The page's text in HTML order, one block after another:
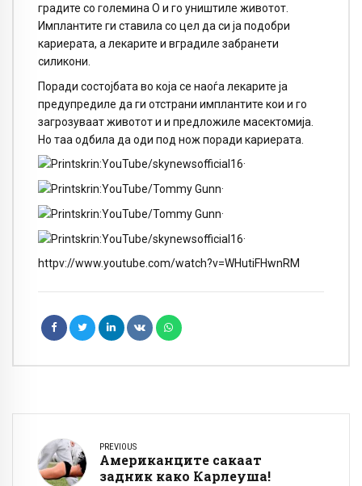
градите со големина О и го уништиле животот.
Имплантите ги ставила со цел да си ја подобри
кариерата, а лекарите и вградиле забранети
силикони.
Поради состојбата во која се наоѓа лекарите ја
предупредиле да ги отстрани имплантите кои и го
загрозуваат животот и и предложиле масектомија.
Но таа одбила да оди под нож поради кариерата.
httpv://www.youtube.com/watch?v=WHutiFHwnRM
PREVIOUS
Американците сакаат
задник како Карлеуша!